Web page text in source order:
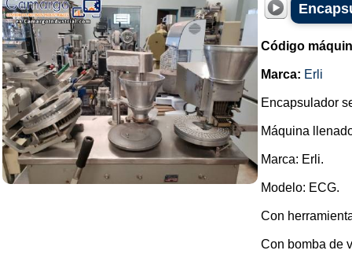
Código
Marca: Erli
Encapsulador
Máquina
Marca: Erli.
Modelo: ECG.
Con
Con bomba de